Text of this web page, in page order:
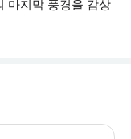
마지막 풍경을 감상
통편 전용 옵션 또는 입